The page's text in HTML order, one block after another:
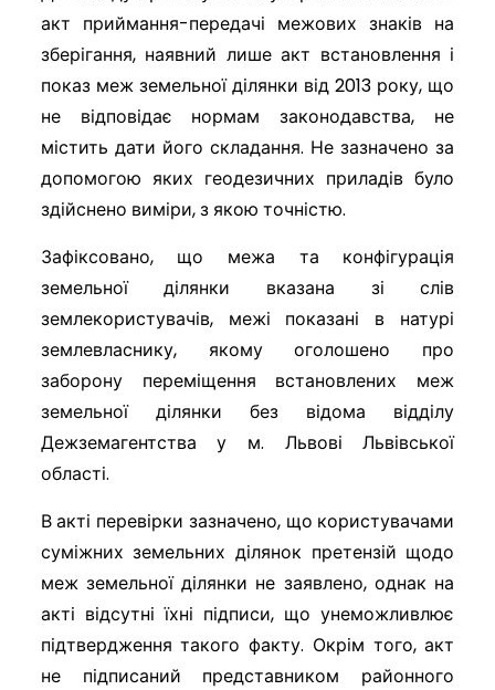
акт приймання-передачі межових знаків на
зберігання, наявний лише акт встановлення і
показ меж земельної ділянки від 2013 року, що
не відповідає нормам законодавства, не
містить дати його складання. Не зазначено за
допомогою яких геодезичних приладів було
здійснено виміри, з якою точністю.
Зафіксовано, що межа та конфігурація
земельної ділянки вказана зі слів
землекористувачів, межі показані в натурі
землевласнику, якому оголошено про
заборону переміщення встановлених меж
земельної ділянки без відома відділу
Дежземагентства у м. Львові Львівської
області.
В акті перевірки зазначено, що користувачами
суміжних земельних ділянок претензій щодо
меж земельної ділянки не заявлено, однак на
акті відсутні їхні підписи, що унеможливлює
підтвердження такого факту. Окрім того, акт
не підписаний представником районного